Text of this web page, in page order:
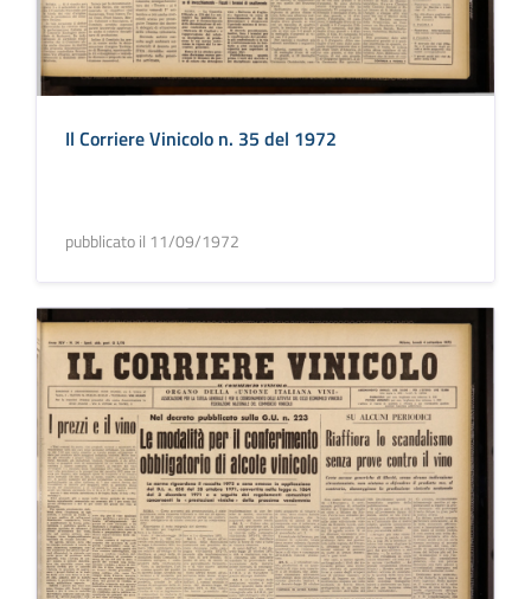
Il Corriere Vinicolo n. 35 del 1972
pubblicato il 11/09/1972